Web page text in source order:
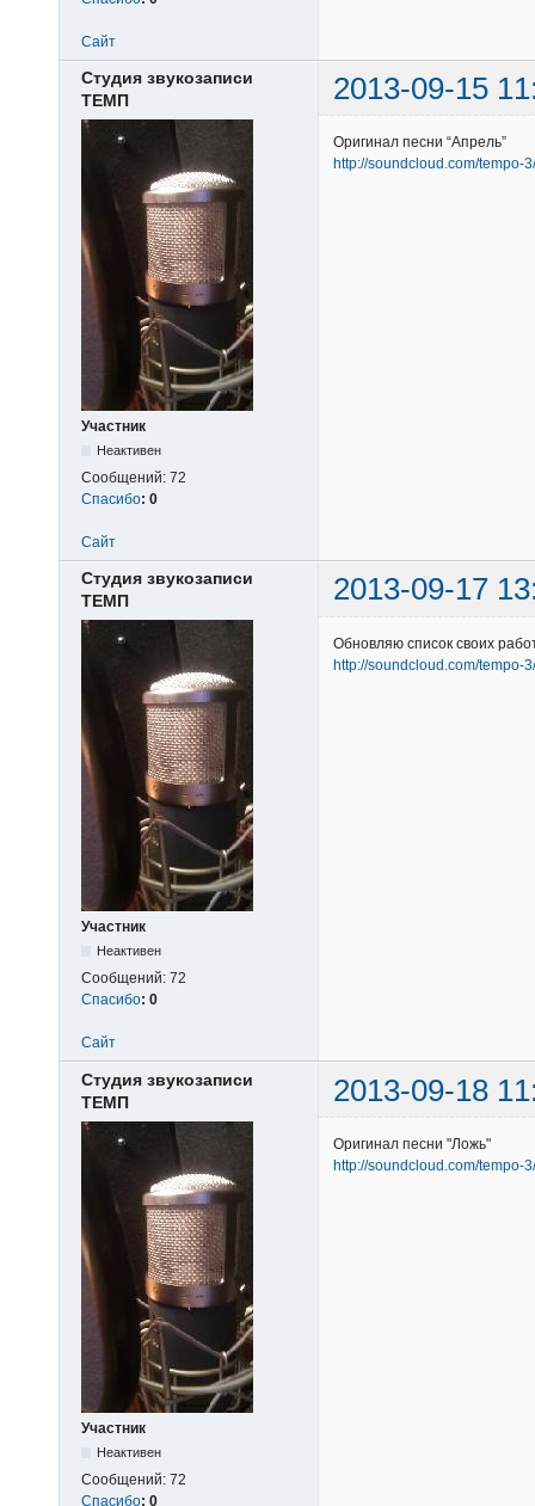
Сайт
Студия звукозаписи
ТЕМП
2013-09-15
Участник
Неактивен
Сообщений: 72
Спасибо: 0
Оригинал песни “Апрель”
http://soundcloud.com/tempo-
Сайт
Студия звукозаписи
ТЕМП
2013-09-17
Участник
Неактивен
Сообщений: 72
Спасибо: 0
Обновляю список своих
http://soundcloud.com/tempo-
Сайт
Студия звукозаписи
ТЕМП
2013-09-18
Участник
Неактивен
Сообщений: 72
Спасибо: 0
Оригинал песни "Ложь"
http://soundcloud.com/tempo-